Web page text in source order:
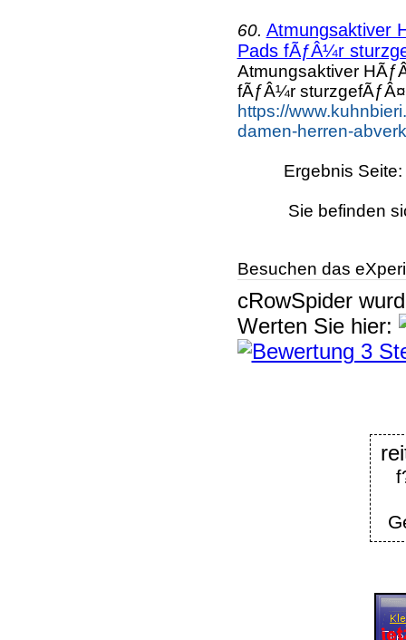
60. Atmungsaktiver
Pads fÃƒÂ¼r
Atmungsaktiver
fÃƒÂ¼r
https://
damen-herren-
Ergebnis Seite:
Sie befinden
Besuchen das
cRowSpider
Werten Sie hier: